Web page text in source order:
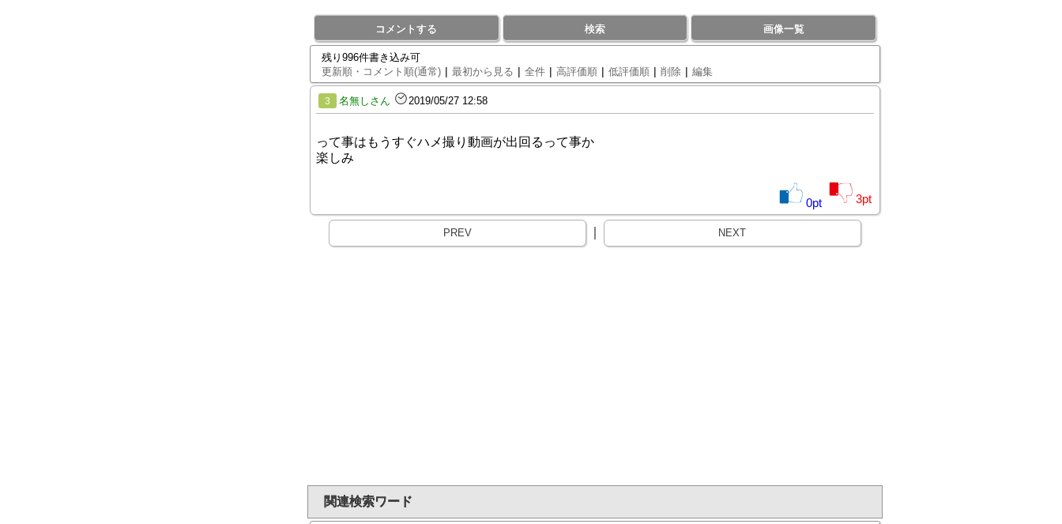
コメントする 検索 画像一覧
残り996件書き込み可
更新順・コメント順(通常) | 最初から見る | 全件 | 高評価順 | 低評価順 | 削除 | 編集
3 名無しさん 2019/05/27 12:58
って事はもうすぐハメ撮り動画が出回るって事か
楽しみ
0pt 3pt
PREV NEXT
関連検索ワード